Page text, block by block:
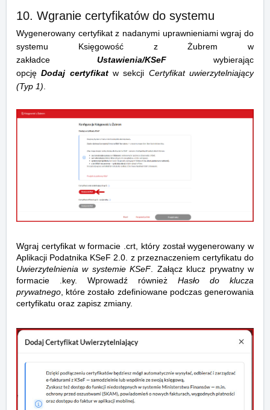
10. Wgranie certyfikatów do systemu
Wygenerowany certyfikat z nadanymi uprawnieniami wgraj do
systemu Księgowość z Żubrem w
zakładce Ustawienia/KSeF wybierając
opcjęDodaj certyfikat w sekcji Certyfikat uwierzytelniający
(Typ 1).
Wgraj certyfikat w formacie .crt, który został wygenerowany w
Aplikacji Podatnika KSeF 2.0. z przeznaczeniem certyfikatu do
Uwierzytelnienia w systemie KSeF. Załącz klucz prywatny w
formacie .key. Wprowadź również Hasło do klucza
prywatnego , które zostało zdefiniowane podczas generowania
certyfikatu oraz zapisz zmiany.